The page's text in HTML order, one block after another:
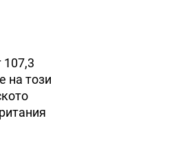
107,3
на този